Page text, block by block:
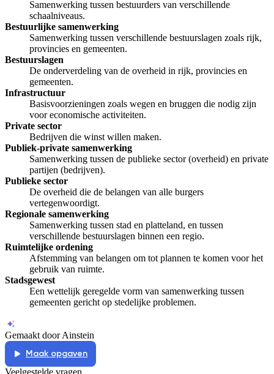
Samenwerking tussen bestuurders van verschillende
schaalniveaus.
Bestuurlijke samenwerking
Samenwerking tussen verschillende bestuurslagen zoals rijk,
provincies en gemeenten.
Bestuurslagen
De onderverdeling van de overheid in rijk, provincies en
gemeenten.
Infrastructuur
Basisvoorzieningen zoals wegen en bruggen die nodig zijn
voor economische activiteiten.
Private sector
Bedrijven die winst willen maken.
Publiek-private samenwerking
Samenwerking tussen de publieke sector (overheid) en private
partijen (bedrijven).
Publieke sector
De overheid die de belangen van alle burgers
vertegenwoordigt.
Regionale samenwerking
Samenwerking tussen stad en platteland, en tussen
verschillende bestuurslagen binnen een regio.
Ruimtelijke ordening
Afstemming van belangen om tot plannen te komen voor het
gebruik van ruimte.
Stadsgewest
Een wettelijk geregelde vorm van samenwerking tussen
gemeenten gericht op stedelijke problemen.
Gemaakt door Ainstein
Maak opgaven
Veelgestelde vragen